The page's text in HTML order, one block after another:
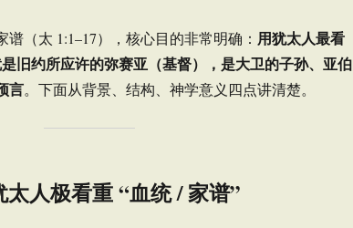
（太 1:1–17），核心目的非常明确： 用犹太人最看
旧约所应许的弥赛亚（基督），是大卫的子孙、亚伯
言。下面从背景、结构、神学意义四点讲清楚。
人极看重 “血统 / 家谱”